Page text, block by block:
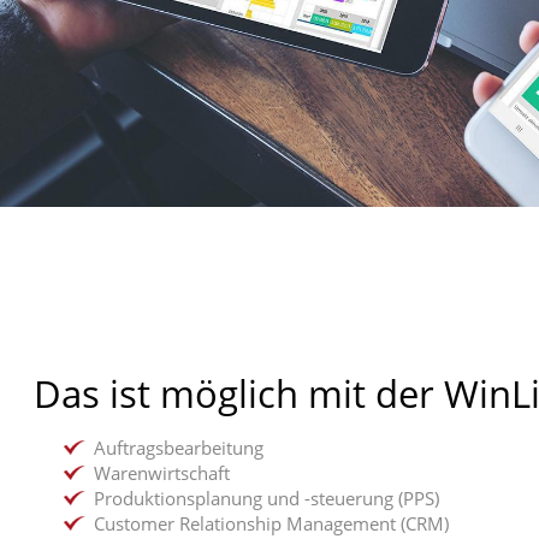
Das ist möglich mit der
Auftragsbearbeitung
Warenwirtschaft
Produktionsplanung und -steuerung (PPS)
Customer Relationship Management (CRM)